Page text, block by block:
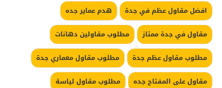
افضل مقاول عظم في جدة
هدم عماير جده
مقاول في جدة ممتاز
مطلوب مقاولين دهانات
مطلوب مقاول عظم جدة
مطلوب مقاول معماري جدة
مقاول على المفتاح جده
مطلوب مقاول لياسة